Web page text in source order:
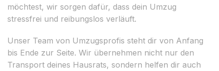
möchtest, wir sorgen dafür, dass dein Umzug
stressfrei und reibungslos verläuft.
Unser Team von Umzugsprofis steht dir von Anfang
bis Ende zur Seite. Wir übernehmen nicht nur den
Transport deines Hausrats, sondern helfen dir auch